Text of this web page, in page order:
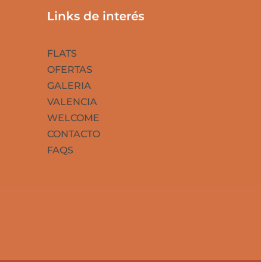
Links de interés
FLATS
OFERTAS
GALERIA
VALENCIA
WELCOME
CONTACTO
FAQS